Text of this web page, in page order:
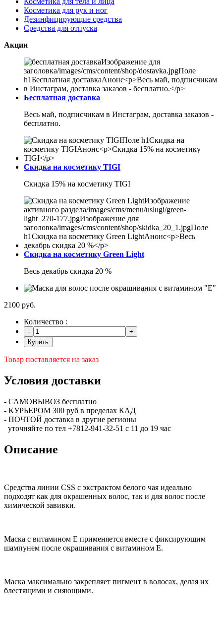
Косметика для рук и ног
Дезинфицирующие средства
Средства для отпуска
Акции
Бесплатная доставка
Весь май, подписчикам в Инстаграм, доставка заказов -
бесплатно.
Скидка на косметику TIGI
Скидка 15% на косметику TIGI
Скидка на косметику Green Light
Весь декабрь скидка 20 %
2100 руб.
Количество :
Купить
Товар поставляется на заказ
Условия доставки
- САМОВЫВОЗ бесплатно
- КУРЬЕРОМ 300 руб в пределах КАД
- ПОЧТОЙ доставка в другие регионы
уточняйте по тел +7812-941-32-51 с 11 до 19 час
Описание
Средства линии CSS с экстрактом белого чая идеально
подходят как для окрашенных волос, так и для волос после
химической завивки.
Маска с витамином Е применяется вместе с фиксирующим
шампунем после окрашивания с витамином Е.
Маска максимально закрепляет пигмент в волосах, делая их
блестящими и сияющими.